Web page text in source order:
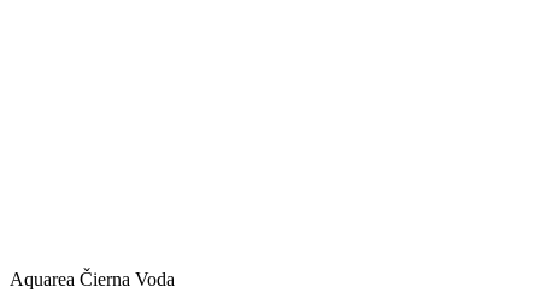
Aquarea Čierna Voda